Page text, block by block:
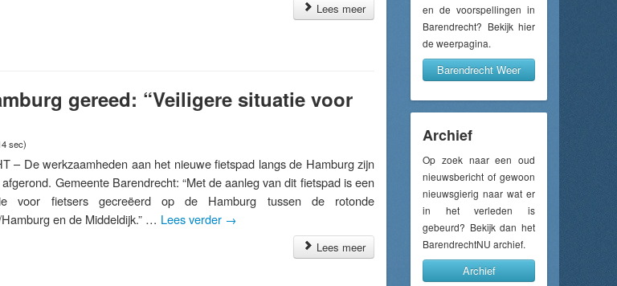
Lees meer
gereed: “Veiligere situatie voor
sec)
– De werkzaamheden aan het nieuwe fietspad langs de Hamburg zijn
Gemeente Barendrecht: “Met de aanleg van dit fietspad is een
voor fietsers gecreëerd op de Hamburg tussen de rotonde
en de Middeldijk.” … Lees verder →
Lees meer
en de voorspellingen in
Barendrecht? Bekijk hier
de weerpagina.
Barendrecht Weer
Archief
Op zoek naar een oud
nieuwsbericht of gewoon
nieuwsgierig naar wat er
in het verleden is
gebeurd? Bekijk dan het
BarendrechtNU archief.
Archief